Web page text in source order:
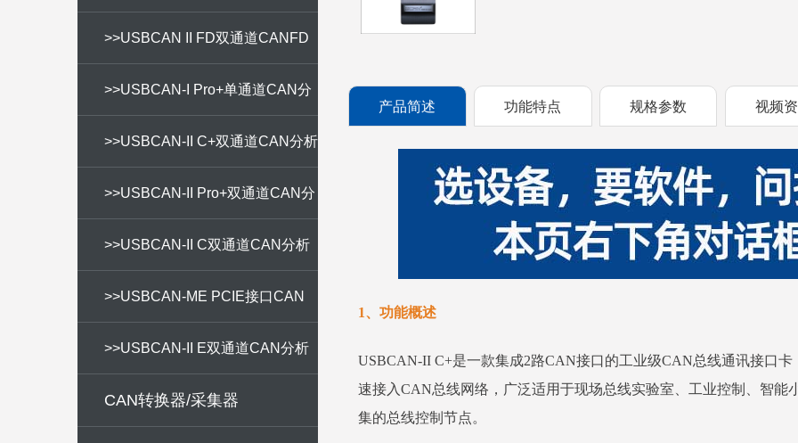
CAN分析仪
>>USBCAN II FD双通道CANFD
分析仪
>>USBCAN-I Pro+单通道CAN分
析仪
>>USBCAN-II C+双通道CAN分析
仪
>>USBCAN-II Pro+双通道CAN分
析仪
>>USBCAN-II C双通道CAN分析
仪
>>USBCAN-ME PCIE接口CAN
分析仪
>>USBCAN-II E双通道CAN分析
仪
CAN转换器/采集器
产品简述 功能特点 规格参数 视频
1、功能概述
USBCAN-II C+是一款集成2路CAN接口的工业级CAN总线通讯接口
速接入CAN总线网络，广泛适用于现场总线实验室、工业控制、智能
集的总线控制节点。